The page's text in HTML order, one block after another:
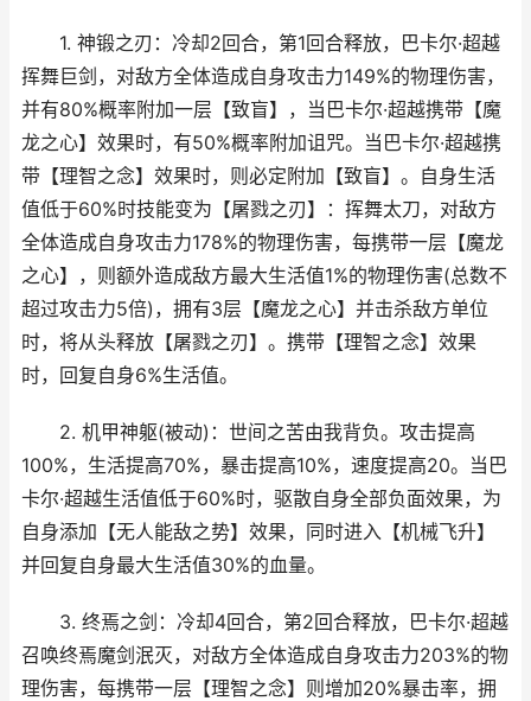
1. 神锻之刃：冷却2回合，第1回合释放，巴卡尔·超越
挥舞巨剑，对敌方全体造成自身攻击力149%的物理伤害，
并有80%概率附加一层【致盲】，当巴卡尔·超越携带【魔
龙之心】效果时，有50%概率附加诅咒。当巴卡尔·超越携
带【理智之念】效果时，则必定附加【致盲】。自身生活
值低于60%时技能变为【屠戮之刃】：挥舞太刀，对敌方
全体造成自身攻击力178%的物理伤害，每携带一层【魔龙
之心】，则额外造成敌方最大生活值1%的物理伤害(总数不
超过攻击力5倍)，拥有3层【魔龙之心】并击杀敌方单位
时，将从头释放【屠戮之刃】。携带【理智之念】效果
时，回复自身6%生活值。
2. 机甲神躯(被动)：世间之苦由我背负。攻击提高
100%，生活提高70%，暴击提高10%，速度提高20。当巴
卡尔·超越生活值低于60%时，驱散自身全部负面效果，为
自身添加【无人能敌之势】效果，同时进入【机械飞升】
并回复自身最大生活值30%的血量。
3. 终焉之剑：冷却4回合，第2回合释放，巴卡尔·超越
召唤终焉魔剑泯灭，对敌方全体造成自身攻击力203%的物
理伤害，每携带一层【理智之念】则增加20%暴击率，拥